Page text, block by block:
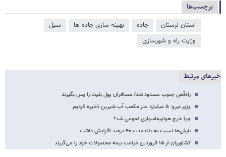
برچسب‌ها
استان لرستان جاده بهینه سازی جاده ها
سیل
وزارت راه و شهرسازی
خبرهای مرتبط
راه‌آهن جنوب مسدود شد/ مسافران پول بلیت را پس بگیرند
وزیر نیرو: ۵ میلیارد متر مکعب آب شیرین ذخیره کردیم
چرا خرج هواپیماسواری نجومی شد؟
بارش‌ها نسبت به بلندمدت ۴۰ درصد افزایش داشت
کشاورزان از ۱۵ فروردین غرامت بیمه محصولات خود را می‌گیرند